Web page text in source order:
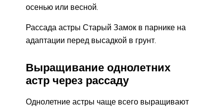
осенью или весной.
Рассада астры Старый Замок в парнике на
адаптации перед высадкой в грунт.
Выращивание однолетних
астр через рассаду
Однолетние астры чаще всего выращивают